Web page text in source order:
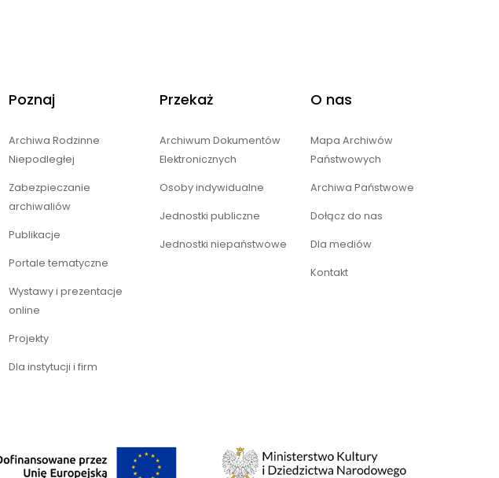
Poznaj
Archiwa Rodzinne
Niepodległej
Zabezpieczanie
archiwaliów
Publikacje
Portale tematyczne
Wystawy i prezentacje
online
Projekty
Dla instytucji i firm
Przekaż
Archiwum Dokumentów
Elektronicznych
Osoby indywidualne
Jednostki publiczne
Jednostki niepaństwowe
O nas
Mapa Archiwów
Państwowych
Archiwa Państwowe
Dołącz do nas
Dla mediów
Kontakt